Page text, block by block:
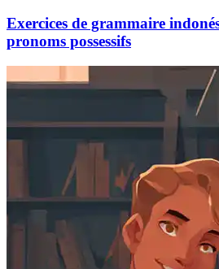
Exercices de grammaire
pronoms possessifs